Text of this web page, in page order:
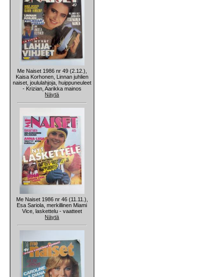
Me Naiset 1986 nr 49 (2.12.),
Kaisa Korhonen, Linnan juhlien
naiset, joululahjoja, huippuneuleet
- Krizian, Aarikka mainos
Näytä
Me Naiset 1986 nr 46 (11.11.),
Esa Sariola, merkillinen Miami
Vice, laskettelu - vaatteet
Näytä